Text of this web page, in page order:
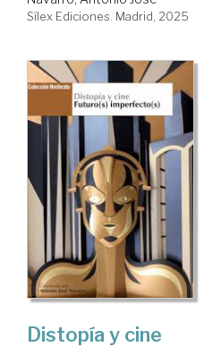
Sílex Ediciones. Madrid, 2025
Distopía y cine